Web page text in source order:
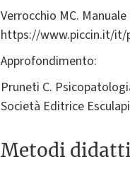
Verrocchio MC.
https://www.piccin.it/it/
Approfondimento:
Pruneti C.
Società Editrice
Metodi